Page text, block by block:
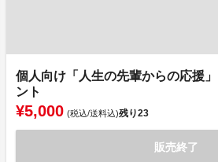
個人向け「人生の先輩からの応援
ント
¥5,000 (税込/送料込)残り23
販売終了